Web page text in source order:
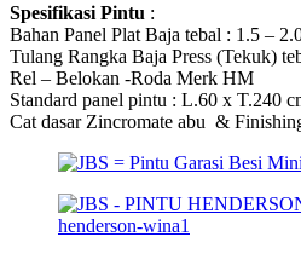
Spesifikasi Pintu :
Bahan Panel Plat Baja tebal : 1.5 –
Tulang Rangka Baja Press (Tekuk)
Rel – Belokan -Roda Merk HM
Standard panel pintu : L.60 x T.240
Cat dasar Zincromate abu &